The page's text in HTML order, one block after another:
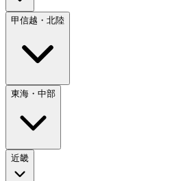
甲信越・北陸
東海・中部
近畿